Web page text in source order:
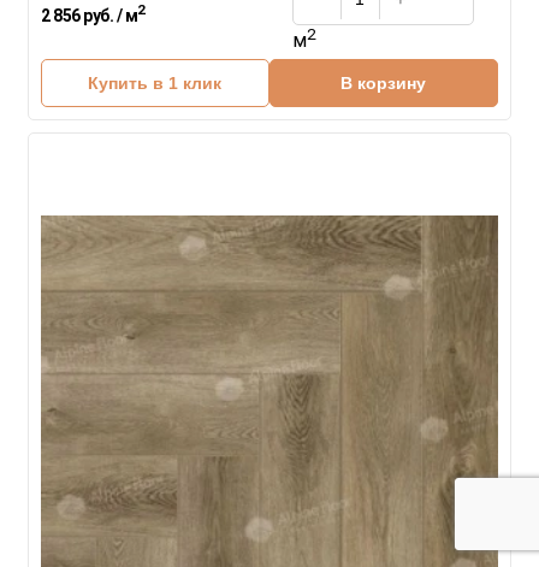
2 856 руб. / м2
м2
Купить в 1 клик В корзину